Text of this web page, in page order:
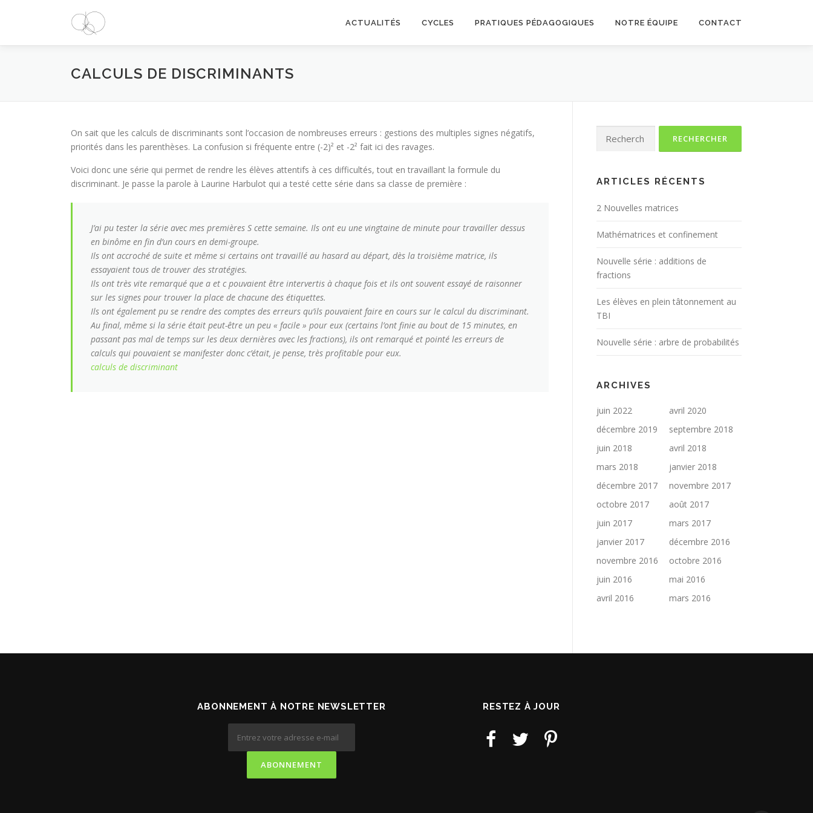
ACTUALITÉS CYCLES PRATIQUES PÉDAGOGIQUES NOTRE ÉQUIPE CONTACT
CALCULS DE DISCRIMINANTS
On sait que les calculs de discriminants sont l’occasion de nombreuses erreurs : gestions des multiples signes négatifs,
priorités dans les parenthèses. La confusion si fréquente entre (-2)² et -2² fait ici des ravages.
Voici donc une série qui permet de rendre les élèves attentifs à ces difficultés, tout en travaillant la formule du
discriminant. Je passe la parole à Laurine Harbulot qui a testé cette série dans sa classe de première :
J’ai pu tester la série avec mes premières S cette semaine. Ils ont eu une vingtaine de minute pour travailler dessus
en binôme en fin d’un cours en demi-groupe.
Ils ont accroché de suite et même si certains ont travaillé au hasard au départ, dès la troisième matrice, ils
essayaient tous de trouver des stratégies.
Ils ont très vite remarqué que a et c pouvaient être intervertis à chaque fois et ils ont souvent essayé de raisonner
sur les signes pour trouver la place de chacune des étiquettes.
Ils ont également pu se rendre des comptes des erreurs qu’ils pouvaient faire en cours sur le calcul du discriminant.
Au final, même si la série était peut-être un peu « facile » pour eux (certains l’ont finie au bout de 15 minutes, en
passant pas mal de temps sur les deux dernières avec les fractions), ils ont remarqué et pointé les erreurs de
calculs qui pouvaient se manifester donc c’était, je pense, très profitable pour eux.
calculs de discriminant
ARTICLES RÉCENTS
2 Nouvelles matrices
Mathématrices et confinement
Nouvelle série : additions de
fractions
Les élèves en plein tâtonnement au
TBI
Nouvelle série : arbre de probabilités
ARCHIVES
juin 2022
avril 2020
décembre 2019
septembre 2018
juin 2018
avril 2018
mars 2018
janvier 2018
décembre 2017
novembre 2017
octobre 2017
août 2017
juin 2017
mars 2017
janvier 2017
décembre 2016
novembre 2016
octobre 2016
juin 2016
mai 2016
avril 2016
mars 2016
ABONNEMENT À NOTRE NEWSLETTER RESTEZ À JOUR